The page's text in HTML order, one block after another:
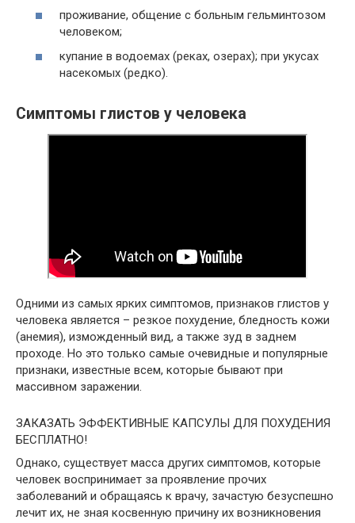
проживание, общение с больным гельминтозом
человеком;
купание в водоемах (реках, озерах); при укусах
насекомых (редко).
Симптомы глистов у человека
Одними из самых ярких симптомов, признаков глистов у
человека является – резкое похудение, бледность кожи
(анемия), изможденный вид, а также зуд в заднем
проходе. Но это только самые очевидные и популярные
признаки, известные всем, которые бывают при
массивном заражении.
ЗАКАЗАТЬ ЭФФЕКТИВНЫЕ КАПСУЛЫ ДЛЯ ПОХУДЕНИЯ
БЕСПЛАТНО!
Однако, существует масса других симптомов, которые
человек воспринимает за проявление прочих
заболеваний и обращаясь к врачу, зачастую безуспешно
лечит их, не зная косвенную причину их возникновения